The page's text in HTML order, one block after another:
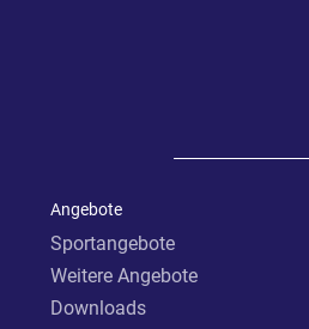
Angebote
Sportangebote
Weitere Angebote
Downloads